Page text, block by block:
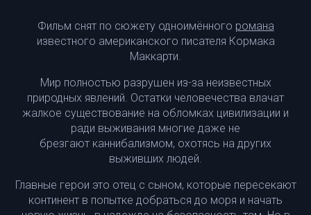
Фильм снят по сюжету одноимённого романа
известного американского писателя Кормака
Маккарти.
Мир полностью разрушен из-за неизвестных
природных явлений. Остатки человечества влачат
жалкое существование на обломках цивилизации и
ради выживания многие даже не
брезгают каннибализмом, охотясь на других
выживших людей.
Главные герои это отец с сыном, которые пересекают
континент в попытке добраться до моря и начать